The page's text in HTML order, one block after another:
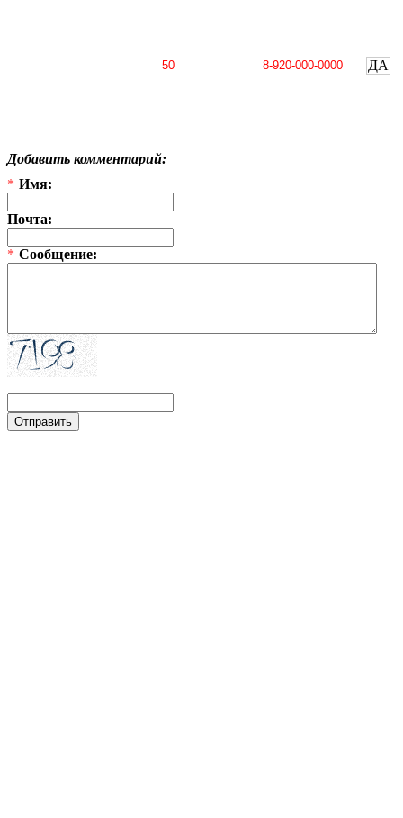
ДА
Добавить комментарий:
* Имя:
Почта:
* Сообщение: